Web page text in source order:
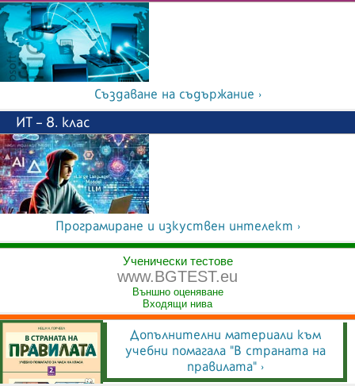
Създаване на съдържание ›
ИТ – 8. клас
Програмиране и изкуствен интелект ›
Ученически тестове
www.BGTEST.eu
Външно оценяване
Входящи нива
Допълнителни материали към
учебни помагала "В страната на
правилата" ›